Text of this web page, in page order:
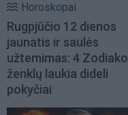
Horoskopai
Rugpjūčio 12 dienos
jaunatis ir saulės
užtemimas: 4 Zodiako
ženklų laukia dideli
pokyčiai